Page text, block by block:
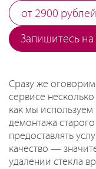
от 2900 рублей
Запишитесь
Сразу же
сервисе
как мы
демонтажа
предоставлять
качество —
удалении стекла